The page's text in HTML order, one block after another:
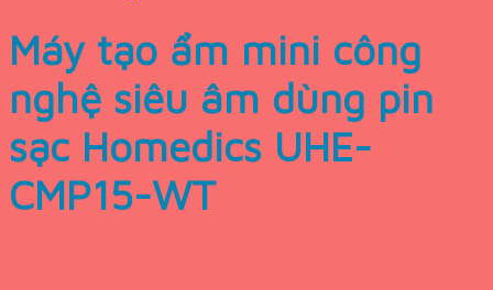
Máy tạo ẩm mini công
nghệ siêu âm dùng pin
sạc Homedics UHE-
CMP15-WT